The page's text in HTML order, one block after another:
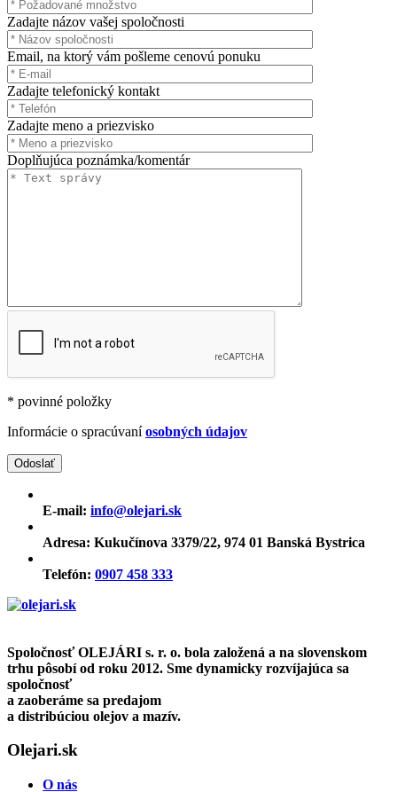
Zadajte názov vašej spoločnosti
Email, na ktorý vám pošleme cenovú ponuku
Zadajte telefonický kontakt
Zadajte meno a priezvisko
Doplňujúca poznámka/komentár
* povinné položky
Informácie o spracúvaníosobných údajov
E-mail: info@olejari.sk
Adresa: Kukučínova 3379/22, 974 01 Banská Bystrica
Telefón: 0907 458 333
Spoločnosť OLEJÁRI s. r. o. bola založená a na slovenskom
trhu pôsobí od roku 2012. Sme dynamicky rozvíjajúca sa
spoločnosť
a zaoberáme sa predajom
a distribúciou olejov a mazív.
Olejari.sk
O nás